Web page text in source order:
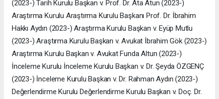
(2023-) Tarih Kurulu Başkan v. Prof. Dr. Ata Atun (2023-)
Araştırma Kurulu Araştırma Kurulu Başkanı Prof. Dr. İbrahim
Hakkı Aydın (2023-) Araştırma Kurulu Başkan v. Eyüp Mutlu
(2023-) Araştırma Kurulu Başkan v. Avukat İbrahim Gök (2023-)
Araştırma Kurulu Başkan v. Avukat Funda Altun (2023-)
İnceleme Kurulu İnceleme Kurulu Başkan v. Dr. Şeyda ÖZGENÇ
(2023-) İnceleme Kurulu Başkan v. Dr. Rahman Aydın (2023-)
Değerlendirme Kurulu Değerlendirme Kurulu Başkan v. Doç. Dr.